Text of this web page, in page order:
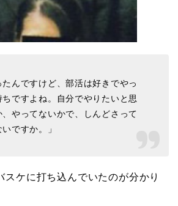
たんですけど、部活は好きでやっ
ですよね。自分でやりたいと思
、やってないかで、しんどさって
ですか。」
スケに打ち込んでいたのが分かり